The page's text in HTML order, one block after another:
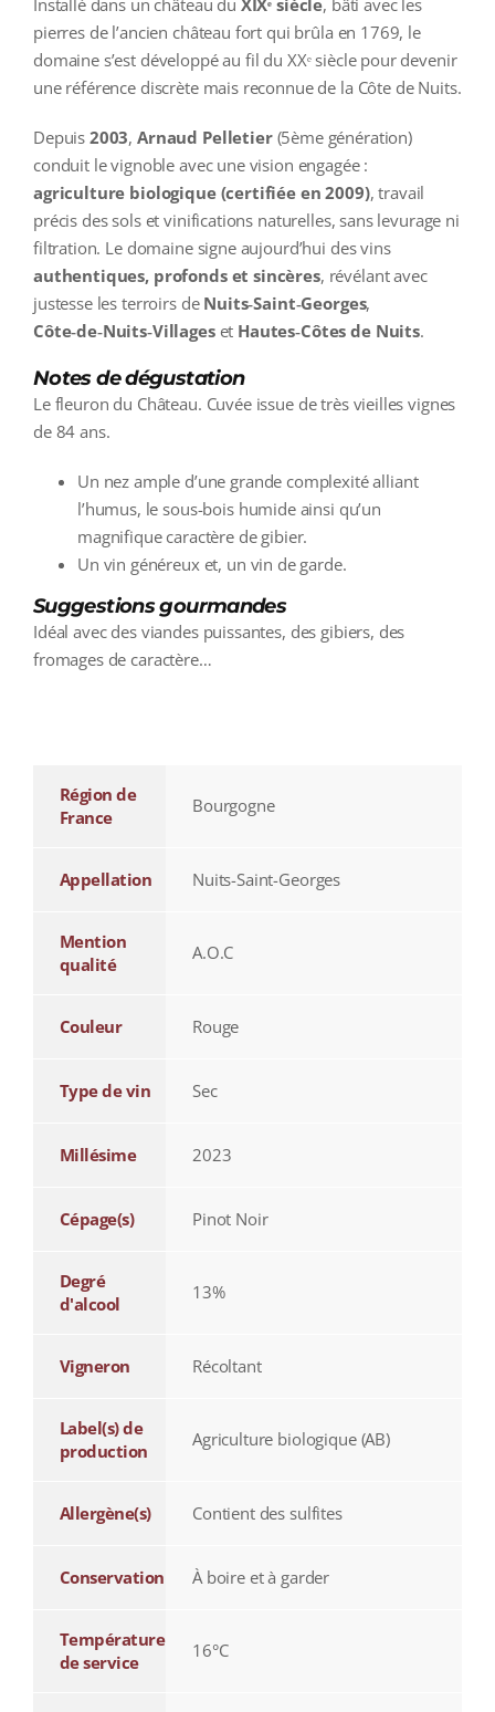
Installé dans un château du XIXᵉ siècle, bâti avec les
pierres de l’ancien château fort qui brûla en 1769, le
domaine s’est développé au fil du XXᵉ siècle pour devenir
une référence discrète mais reconnue de la Côte de Nuits.
Depuis 2003,Arnaud Pelletier(5ème génération)
conduit le vignoble avec une vision engagée :
agriculture biologique (certifiée en 2009), travail
précis des sols et vinifications naturelles, sans levurage ni
filtration. Le domaine signe aujourd’hui des vins
authentiques, profonds et sincères, révélant avec
justesse les terroirs de Nuits‑Saint‑Georges,
Côte‑de‑Nuits‑Villageset Hautes‑Côtes de Nuits.
Notes de dégustation
Le fleuron du Château. Cuvée issue de très vieilles vignes
de 84 ans.
Un nez ample d’une grande complexité alliant
l’humus, le sous-bois humide ainsi qu’un
magnifique caractère de gibier.
Un vin généreux et, un vin de garde.
Suggestions gourmandes
Idéal avec des viandes puissantes, des gibiers, des
fromages de caractère…
Région de
France
Bourgogne
Appellation Nuits-Saint-Georges
Mention
qualité
A.O.C
Couleur Rouge
Type de vin Sec
Millésime 2023
Cépage(s) Pinot Noir
Degré
d'alcool
13%
Vigneron Récoltant
Label(s) de
production
Agriculture biologique (AB)
Allergène(s) Contient des sulfites
Conservation À boire et à garder
Température
de service
16°C